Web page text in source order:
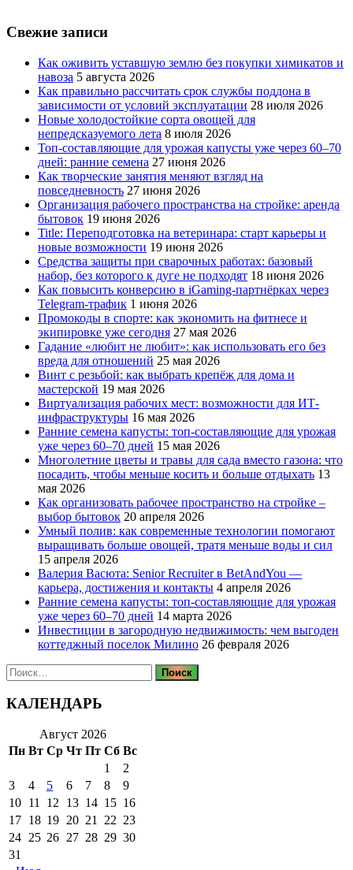
Свежие записи
Как оживить уставшую землю без покупки химикатов и
навоза 5 августа 2026
Как правильно рассчитать срок службы поддона в
зависимости от условий эксплуатации 28 июля 2026
Новые холодостойкие сорта овощей для
непредсказуемого лета 8 июля 2026
Топ-составляющие для урожая капусты уже через 60–70
дней: ранние семена 27 июня 2026
Как творческие занятия меняют взгляд на
повседневность 27 июня 2026
Организация рабочего пространства на стройке: аренда
бытовок 19 июня 2026
Title: Переподготовка на ветеринара: старт карьеры и
новые возможности 19 июня 2026
Средства защиты при сварочных работах: базовый
набор, без которого к дуге не подходят 18 июня 2026
Как повысить конверсию в iGaming-партнёрках через
Telegram-трафик 1 июня 2026
Промокоды в спорте: как экономить на фитнесе и
экипировке уже сегодня 27 мая 2026
Гадание «любит не любит»: как использовать его без
вреда для отношений 25 мая 2026
Винт с резьбой: как выбрать крепёж для дома и
мастерской 19 мая 2026
Виртуализация рабочих мест: возможности для ИТ-
инфраструктуры 16 мая 2026
Ранние семена капусты: топ‑составляющие для урожая
уже через 60–70 дней 15 мая 2026
Многолетние цветы и травы для сада вместо газона: что
посадить, чтобы меньше косить и больше отдыхать 13
мая 2026
Как организовать рабочее пространство на стройке –
выбор бытовок 20 апреля 2026
Умный полив: как современные технологии помогают
выращивать больше овощей, тратя меньше воды и сил
15 апреля 2026
Валерия Васюта: Senior Recruiter в BetAndYou —
карьера, достижения и контакты 4 апреля 2026
Ранние семена капусты: топ‑составляющие для урожая
уже через 60–70 дней 14 марта 2026
Инвестиции в загородную недвижимость: чем выгоден
коттеджный поселок Милино 26 февраля 2026
Найти:
КАЛЕНДАРЬ
Август 2026
Пн Вт Ср Чт Пт Сб Вс
1
2
3
4 5 6 7 8
9
10 11 12 13 14 15 16
17 18 19 20 21 22 23
24 25 26 27 28 29 30
31